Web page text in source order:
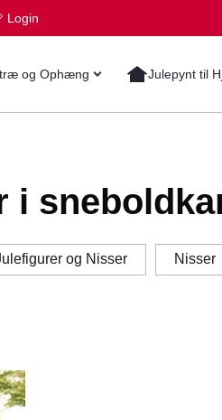
Login
og Ophæng Julepynt til
i
og Nisser Nisser